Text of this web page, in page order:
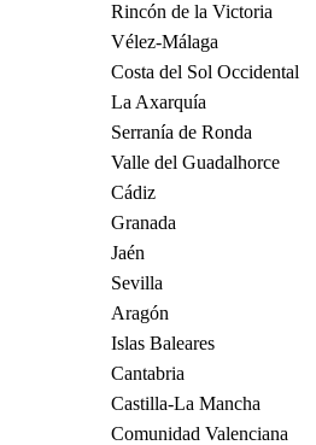
Rincón de la Victoria
Vélez-Málaga
Costa del Sol Occidental
La Axarquía
Serranía de Ronda
Valle del Guadalhorce
Cádiz
Granada
Jaén
Sevilla
Aragón
Islas Baleares
Cantabria
Castilla-La Mancha
Comunidad Valenciana